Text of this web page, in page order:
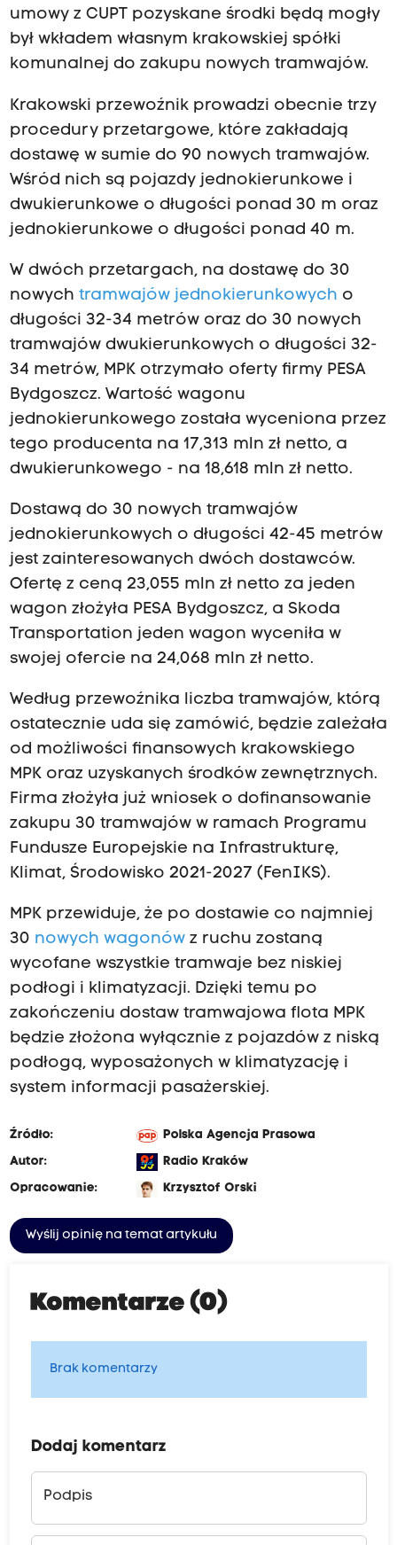
umowy z CUPT pozyskane środki będą mogły
był wkładem własnym krakowskiej spółki
komunalnej do zakupu nowych tramwajów.
Krakowski przewoźnik prowadzi obecnie trzy
procedury przetargowe, które zakładają
dostawę w sumie do 90 nowych tramwajów.
Wśród nich są pojazdy jednokierunkowe i
dwukierunkowe o długości ponad 30 m oraz
jednokierunkowe o długości ponad 40 m.
W dwóch przetargach, na dostawę do 30
nowych tramwajów jednokierunkowych o
długości 32-34 metrów oraz do 30 nowych
tramwajów dwukierunkowych o długości 32-
34 metrów, MPK otrzymało oferty firmy PESA
Bydgoszcz. Wartość wagonu
jednokierunkowego została wyceniona przez
tego producenta na 17,313 mln zł netto, a
dwukierunkowego - na 18,618 mln zł netto.
Dostawą do 30 nowych tramwajów
jednokierunkowych o długości 42-45 metrów
jest zainteresowanych dwóch dostawców.
Ofertę z ceną 23,055 mln zł netto za jeden
wagon złożyła PESA Bydgoszcz, a Skoda
Transportation jeden wagon wyceniła w
swojej ofercie na 24,068 mln zł netto.
Według przewoźnika liczba tramwajów, którą
ostatecznie uda się zamówić, będzie zależała
od możliwości finansowych krakowskiego
MPK oraz uzyskanych środków zewnętrznych.
Firma złożyła już wniosek o dofinansowanie
zakupu 30 tramwajów w ramach Programu
Fundusze Europejskie na Infrastrukturę,
Klimat, Środowisko 2021-2027 (FenIKS).
MPK przewiduje, że po dostawie co najmniej
30 nowych wagonówz ruchu zostaną
wycofane wszystkie tramwaje bez niskiej
podłogi i klimatyzacji. Dzięki temu po
zakończeniu dostaw tramwajowa flota MPK
będzie złożona wyłącznie z pojazdów z niską
podłogą, wyposażonych w klimatyzację i
system informacji pasażerskiej.
Źródło:
Polska Agencja Prasowa
Autor:
Radio Kraków
Opracowanie:
Krzysztof Orski
Wyślij opinię na temat artykułu
Komentarze (0)
Brak komentarzy
Dodaj komentarz
Podpis